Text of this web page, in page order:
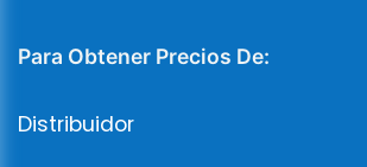
Para Obtener Precios De:
Distribuidor